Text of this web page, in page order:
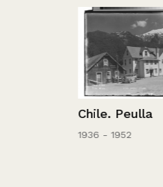
Chile. Peulla
1936 - 1952